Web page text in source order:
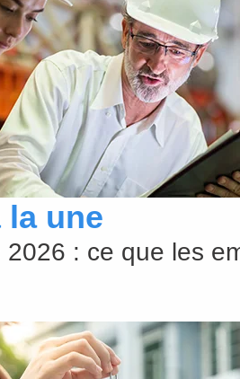
une
: ce que les